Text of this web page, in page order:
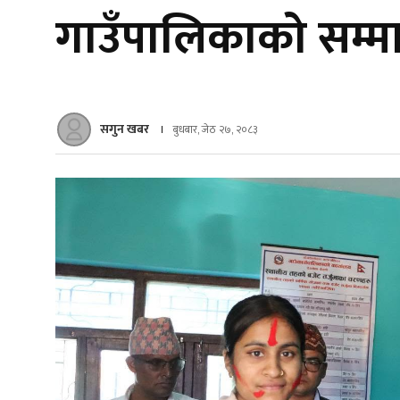
गाउँपालिकाको
सगुन खबर बुधबार, जेठ २७, २०८३